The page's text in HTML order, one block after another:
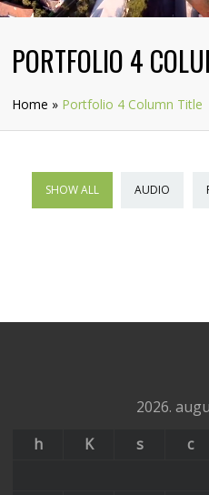
PORTFOLIO 4
Home » Portfolio 4 Column Title
SHOW ALL AUDIO
2026.
h
K s c